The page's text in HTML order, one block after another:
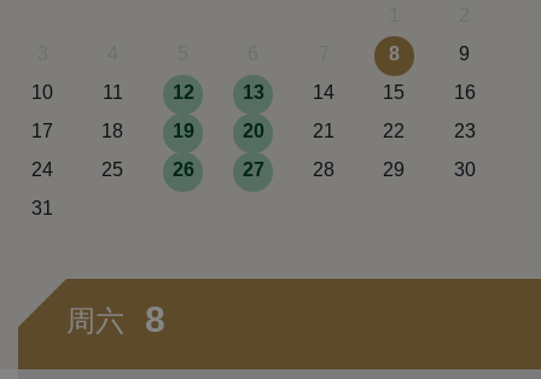
8
9
10
11 12 13 14 15
16
17
18 19 20 21 22
23
24
25 26 27 28 29
30
31
周六 8